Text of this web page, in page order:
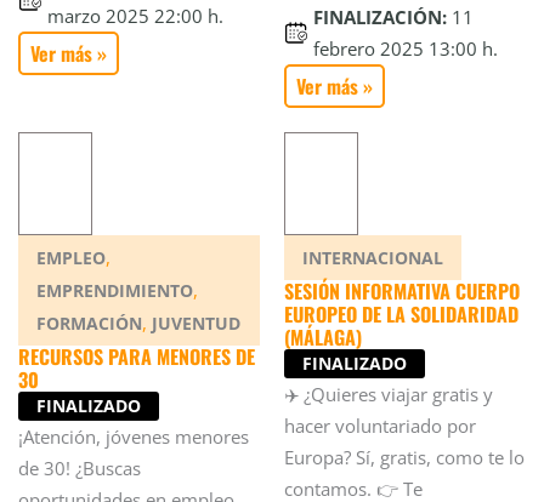
marzo 2025 22:00 h.
Ver más »
FINALIZACIÓN: 11
febrero 2025 13:00 h.
Ver más »
EMPLEO,
EMPRENDIMIENTO,
FORMACIÓN, JUVENTUD
RECURSOS PARA MENORES DE
30
FINALIZADO
¡Atención, jóvenes menores
de 30! ¿Buscas
INTERNACIONAL
SESIÓN INFORMATIVA CUERPO
EUROPEO DE LA SOLIDARIDAD
(MÁLAGA)
FINALIZADO
✈️ ¿Quieres viajar gratis y
hacer voluntariado por
Europa? Sí, gratis, como te lo
contamos. 👉 Te